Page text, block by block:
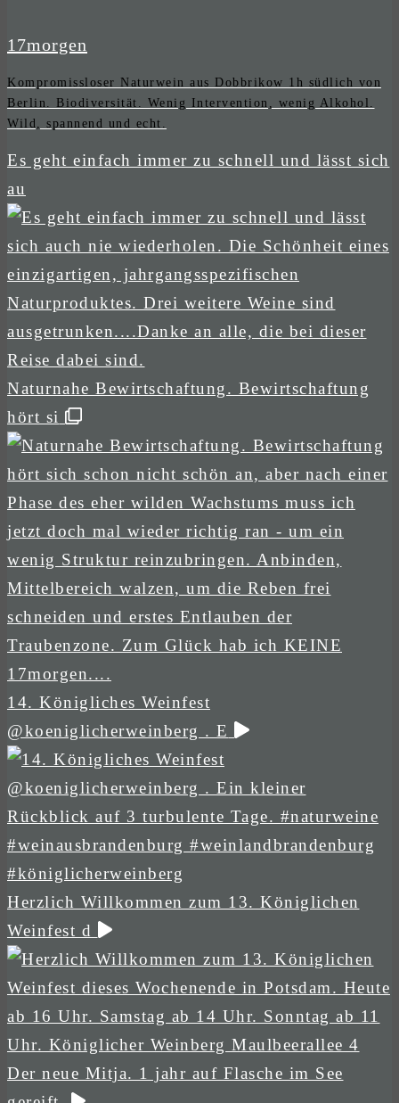
17morgen
Kompromissloser Naturwein aus Dobbrikow 1h südlich von
Berlin. Biodiversität. Wenig Intervention, wenig Alkohol.
Wild, spannend und echt.
Es geht einfach immer zu schnell und lässt sich
au
Naturnahe Bewirtschaftung. Bewirtschaftung
hört si
14. Königliches Weinfest
@koeniglicherweinberg . E
Herzlich Willkommen zum 13. Königlichen
Weinfest d
Der neue Mitja. 1 jahr auf Flasche im See